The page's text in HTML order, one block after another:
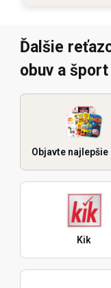
Ďalšie
obuv a šport
Objavte najlepšie
Kik